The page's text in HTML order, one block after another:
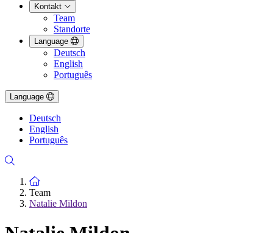
Kontakt
Team
Standorte
Language
Deutsch
English
Português
Language
Deutsch
English
Português
Zur Startseite
Team
Natalie Mildon